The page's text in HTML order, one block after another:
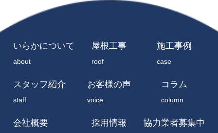
いらかについて
about
屋根工事
roof
施工事例
case
スタッフ紹介
staff
お客様の声
voice
コラム
column
会社概要 採用情報 協力業者募集中